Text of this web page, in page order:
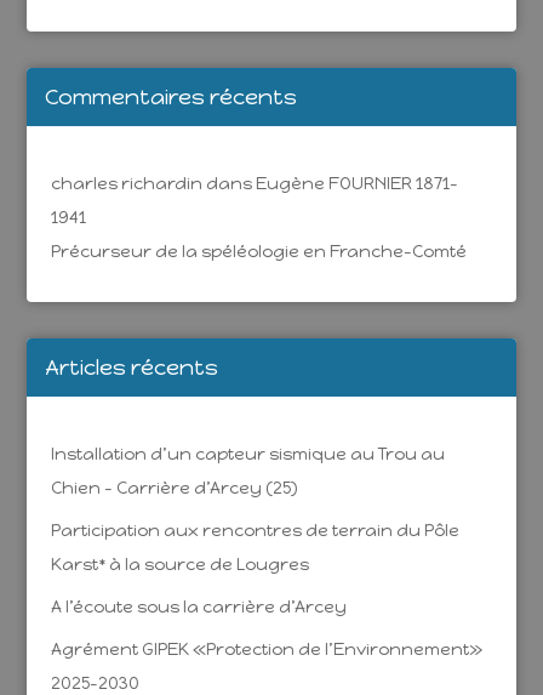
Commentaires récents
charles richardin dans Eugène FOURNIER 1871-
1941
Précurseur de la spéléologie en Franche-Comté
Articles récents
Installation d’un capteur sismique au Trou au
Chien – Carrière d’Arcey (25)
Participation aux rencontres de terrain du Pôle
Karst* à la source de Lougres
A l’écoute sous la carrière d’Arcey
Agrément GIPEK «Protection de l’Environnement»
2025-2030